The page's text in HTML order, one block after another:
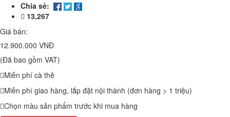
Chia sẻ:
13,267
Giá bán:
12.900.000 VNĐ
(Đã bao gồm VAT)
Miễn phí cà thẻ
Miễn phí giao hàng, lắp đặt nội thành (đơn hàng > 1 triệu)
Chọn màu sản phẩm trước khi mua hàng